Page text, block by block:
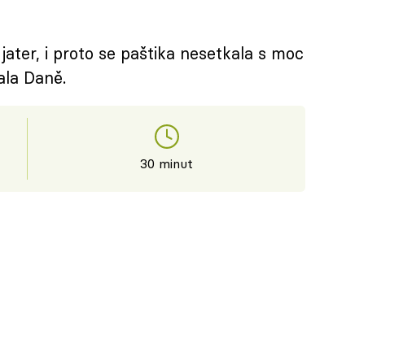
i proto se paštika nesetkala s moc
Daně.
30 minut